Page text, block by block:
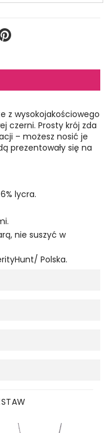
z wysokojakościowego
czerni. Prosty krój zda
– możesz nosić je
prezentowały się na
lycra.
nie suszyć w
Polska.